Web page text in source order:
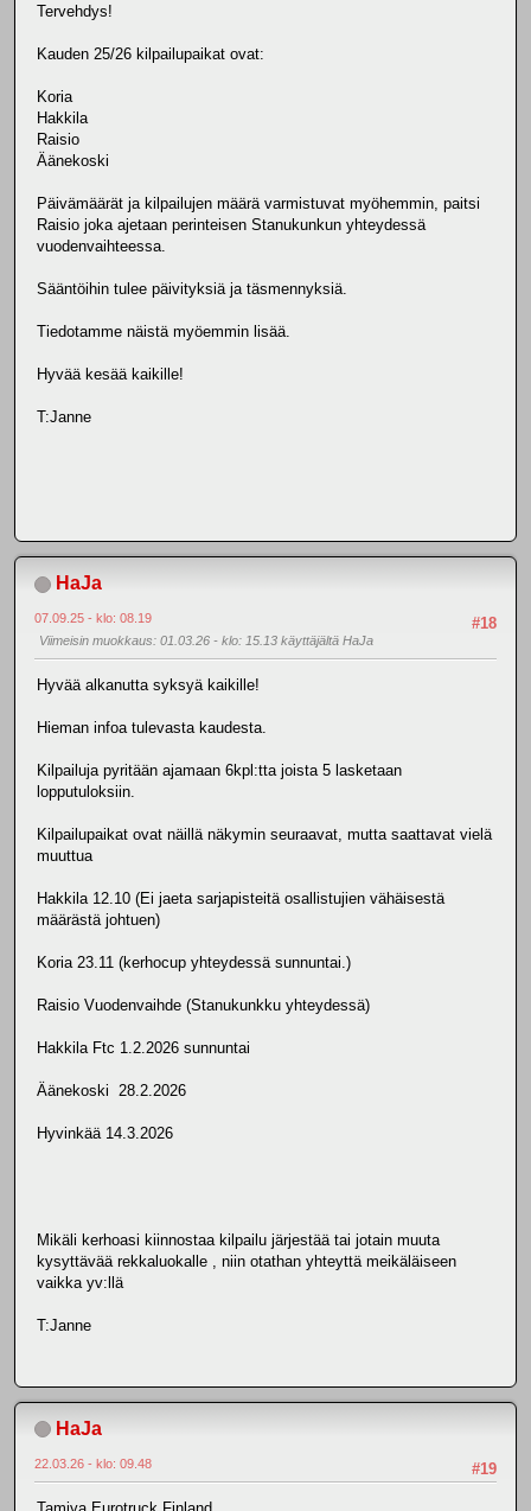
Tervehdys!
Kauden 25/26 kilpailupaikat ovat:
Koria
Hakkila
Raisio
Äänekoski
Päivämäärät ja kilpailujen määrä varmistuvat myöhemmin, paitsi
Raisio joka ajetaan perinteisen Stanukunkun yhteydessä
vuodenvaihteessa.
Sääntöihin tulee päivityksiä ja täsmennyksiä.
Tiedotamme näistä myöemmin lisää.
Hyvää kesää kaikille!
T:Janne
HaJa
#18
07.09.25 - klo: 08.19
Viimeisin muokkaus: 01.03.26 - klo: 15.13 käyttäjältä HaJa
Hyvää alkanutta syksyä kaikille!
Hieman infoa tulevasta kaudesta.
Kilpailuja pyritään ajamaan 6kpl:tta joista 5 lasketaan
lopputuloksiin.
Kilpailupaikat ovat näillä näkymin seuraavat, mutta saattavat vielä
muuttua
Hakkila 12.10 (Ei jaeta sarjapisteitä osallistujien vähäisestä
määrästä johtuen)
Koria 23.11 (kerhocup yhteydessä sunnuntai.)
Raisio Vuodenvaihde (Stanukunkku yhteydessä)
Hakkila Ftc 1.2.2026 sunnuntai
Äänekoski 28.2.2026
Hyvinkää 14.3.2026
Mikäli kerhoasi kiinnostaa kilpailu järjestää tai jotain muuta
kysyttävää rekkaluokalle , niin otathan yhteyttä meikäläiseen
vaikka yv:llä
T:Janne
HaJa
#19
22.03.26 - klo: 09.48